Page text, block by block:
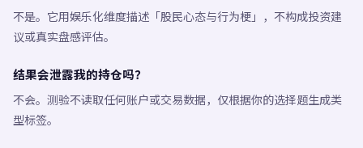
不是。它用娱乐化维度描述「股民心态与行为梗」，不构成投资建
议或真实盘感评估。
结果会泄露我的持仓吗？
不会。测验不读取任何账户或交易数据，仅根据你的选择题生成类
型标签。